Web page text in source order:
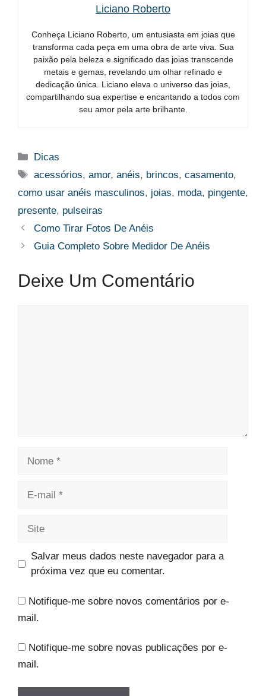
Liciano Roberto
Conheça Liciano Roberto, um entusiasta em joias que
transforma cada peça em uma obra de arte viva. Sua
paixão pela beleza e significado das joias transcende
metais e gemas, revelando um olhar refinado e
dedicação única. Liciano eleva o universo das joias,
compartilhando sua expertise e encantando a todos com
seu amor pela arte brilhante.
Categorias
Dicas
Tags
acessórios,amor,anéis, brincos,casamento,
como usar anéis masculinos, joias, moda, pingente,
presente, pulseiras
Como Tirar Fotos De Anéis
Guia Completo Sobre Medidor De Anéis
Deixe Um Comentário
Salvar meus dados neste navegador para a
próxima vez que eu comentar.
Notifique-me sobre novos comentários por e-
mail.
Notifique-me sobre novas publicações por e-
mail.